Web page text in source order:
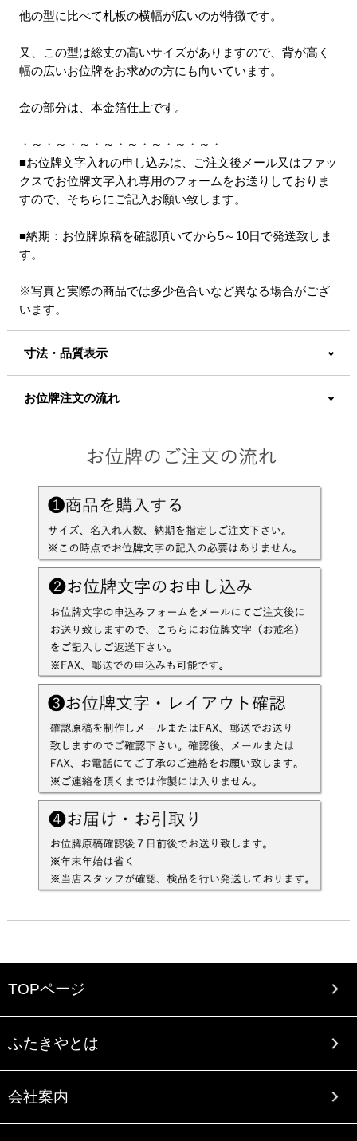
他の型に比べて札板の横幅が広いのが特徴です。
又、この型は総丈の高いサイズがありますので、背が高く
幅の広いお位牌をお求めの方にも向いています。
金の部分は、本金箔仕上です。
・～・～・～・～・～・～・～・～・
■お位牌文字入れの申し込みは、ご注文後メール又はファッ
クスでお位牌文字入れ専用のフォームをお送りしておりま
すので、そちらにご記入お願い致します。
■納期：お位牌原稿を確認頂いてから5～10日で発送致しま
す。
※写真と実際の商品では多少色合いなど異なる場合がござ
います。
寸法・品質表示
お位牌注文の流れ
TOPページ
ふたきやとは
会社案内